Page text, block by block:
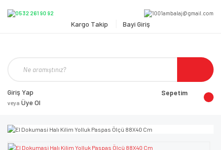
Kargo Takip Bayi Giriş
Giriş Yap
veya Üye Ol
Sepetim